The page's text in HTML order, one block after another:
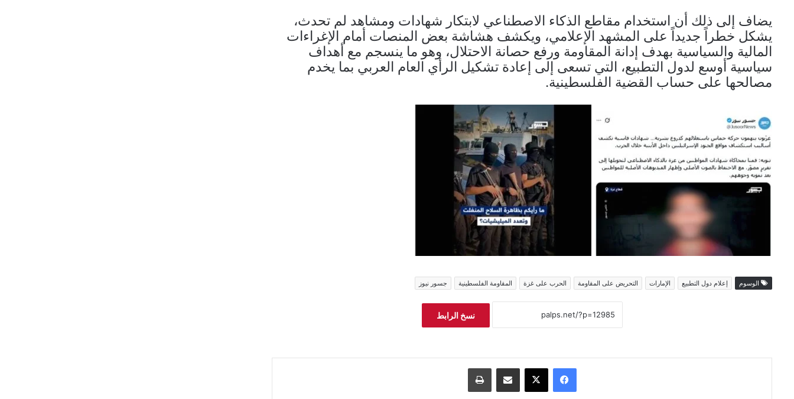
يضاف إلى ذلك أن استخدام مقاطع الذكاء الاصطناعي لابتكار شهادات ومشاهد لم تحدث،
يشكل خطراً جديداً على المشهد الإعلامي، ويكشف هشاشة بعض المنصات أمام الإغراءات
المالية والسياسية بهدف إدانة المقاومة ورفع حصانة الاحتلال، وهو ما ينسجم مع أهداف
سياسية أوسع لدول التطبيع، التي تسعى إلى إعادة تشكيل الرأي العام العربي بما يخدم
مصالحها على حساب القضية الفلسطينية.
الوسوم إعلام دول التطبيع الإمارات التحريض على المقاومة الحرب على غزة المقاومة الفلسطينية جسور نيوز
نسخ الرابط
فيسبوك ‫X مشاركة عبر البريد طباعة